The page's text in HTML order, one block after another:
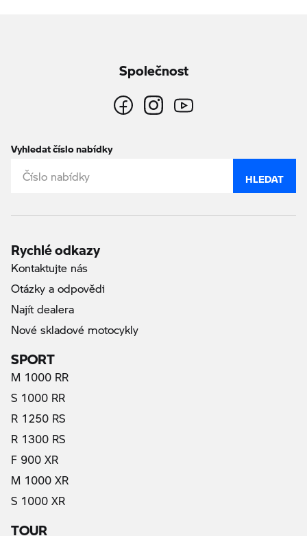
Společnost
Vyhledat číslo nabídky
HLEDAT
Rychlé odkazy
Kontaktujte nás
Otázky a odpovědi
Najít dealera
Nové skladové motocykly
SPORT
M 1000 RR
S 1000 RR
R 1250 RS
R 1300 RS
F 900 XR
M 1000 XR
S 1000 XR
TOUR